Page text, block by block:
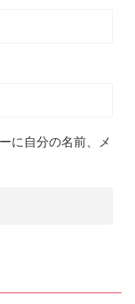
に自分の名前、メ